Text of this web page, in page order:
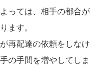
っては、相手の都合が
ます。
再配達の依頼をしなけ
の手間を増やしてしま